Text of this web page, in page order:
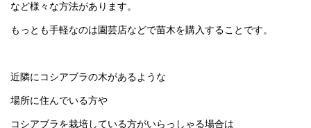
など様々な方法があります。
もっとも手軽なのは園芸店などで苗木を購入することです。
近隣にコシアブラの木があるような
場所に住んでいる方や
コシアブラを栽培している方がいらっしゃる場合は